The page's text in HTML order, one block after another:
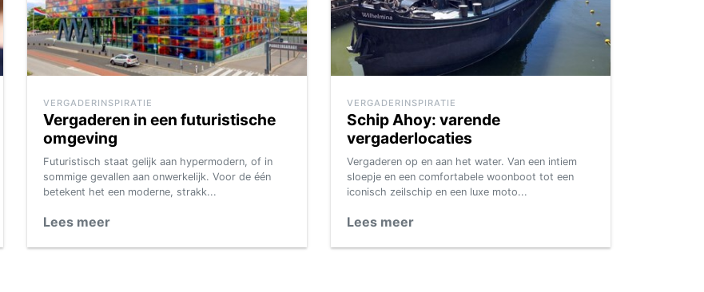
VERGADERINSPIRATIE
Vergaderen in een futuristische
omgeving
Futuristisch staat gelijk aan hypermodern, of in
sommige gevallen aan onwerkelijk. Voor de één
betekent het een moderne, strakk...
Lees meer
VERGADERINSPIRATIE
Schip Ahoy: varende
vergaderlocaties
Vergaderen op en aan het water. Van een intiem
sloepje en een comfortabele woonboot tot een
iconisch zeilschip en een luxe moto...
Lees meer